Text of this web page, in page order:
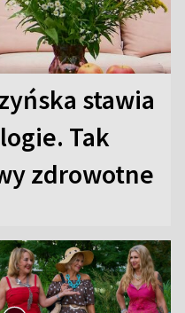
stawia
Tak
zdrowotne